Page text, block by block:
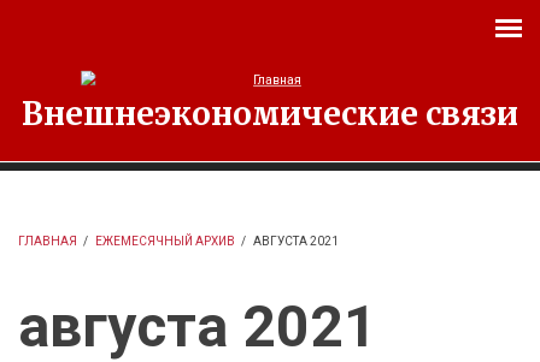
Внешнеэкономические связи
ГЛАВНАЯ / ЕЖЕМЕСЯЧНЫЙ АРХИВ / АВГУСТА 2021
августа 2021